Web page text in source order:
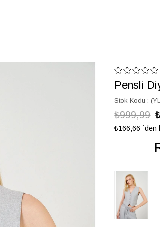
Pensli
Stok Kodu
₺999,99
₺166,66 `den